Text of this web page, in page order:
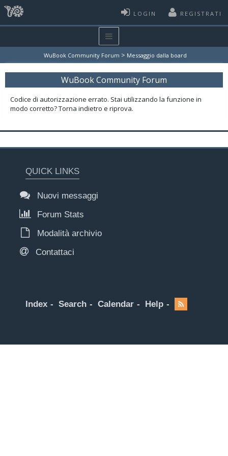
LOGIN REGISTRATI
WuBook Community Forum > Messaggio dalla board
WuBook Community Forum
Codice di autorizzazione errato. Stai utilizzando la funzione in
modo corretto? Torna indietro e riprova.
QUICK LINKS
Nuovi messaggi
Forum Stats
Modalità archivio
Contattaci
Index Search Calendar Help